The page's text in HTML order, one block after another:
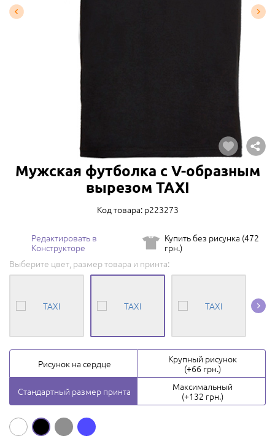
Мужская футболка с V-образным
вырезом TAXI
Код товара: p223273
Редактировать в
Конструкторе
Купить без рисунка (472
грн.)
Выберите цвет, размер товара и принта:
Рисунок на сердце
Крупный рисунок
(+66 грн.)
Стандартный размер принта
Максимальный
(+132 грн.)